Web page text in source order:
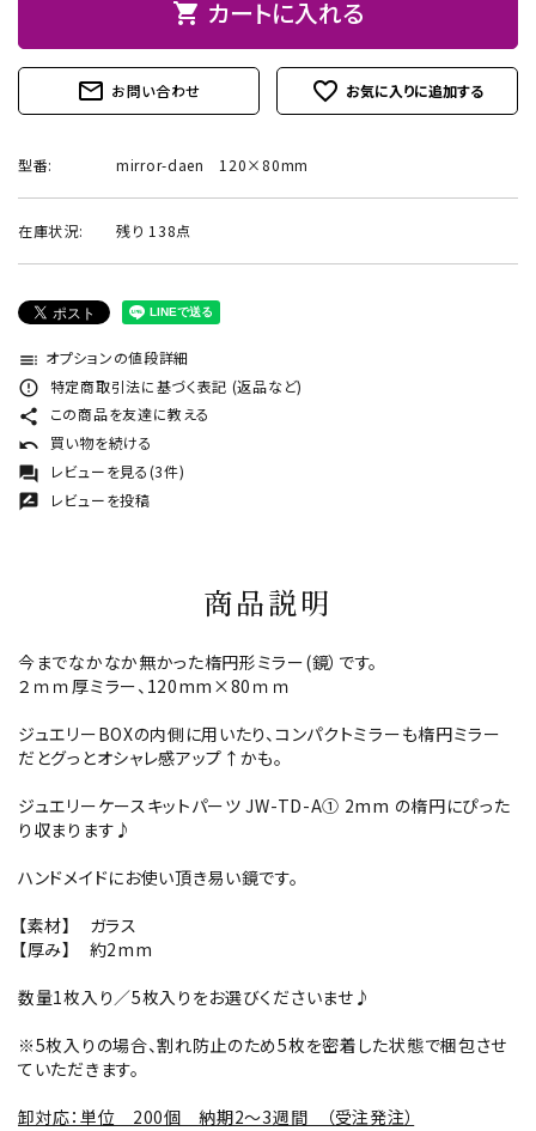
shopping_cart カートに入れる
mail_outline お問い合わせ favorite_outline
型番: mirror-daen 120×80mm
在庫状況: 残り 138点
toc オプションの値段詳細
error_outline 特定商取引法に基づく表記 (返品など)
share この商品を友達に教える
undo 買い物を続ける
forum レビューを見る(3件)
rate_review レビューを投稿
商品説明
今までなかなか無かった楕円形ミラー(鏡）です。
２ｍｍ厚ミラー、120mm×80ｍｍ
ジュエリーBOXの内側に用いたり、コンパクトミラーも楕円ミラー
だとグっとオシャレ感アップ↑かも。
ジュエリーケースキットパーツ JW-TD-A① 2mm の楕円にぴった
り収まります♪
ハンドメイドにお使い頂き易い鏡です。
【素材】 ガラス
【厚み】 約2mm
数量1枚入り／5枚入りをお選びくださいませ♪
※5枚入りの場合、割れ防止のため5枚を密着した状態で梱包させ
ていただきます。
卸対応：単位 200個 納期2～3週間 （受注発注）